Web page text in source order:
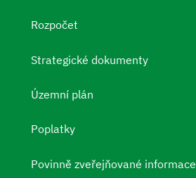
Rozpočet
Strategické dokumenty
Územní plán
Poplatky
Povinně zveřejňované informace